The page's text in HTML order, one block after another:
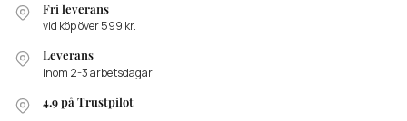
Fri leverans
vid köp över 599 kr.
Leverans
inom 2-3 arbetsdagar
4.9 på Trustpilot